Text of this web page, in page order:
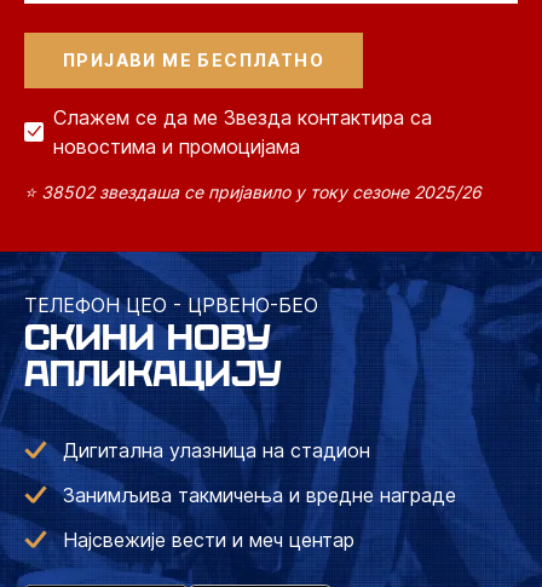
Слажем се да ме Звезда контактира са
новостима и промоцијама
⭐ 38502 звездаша се пријавило у току сезоне 2025/26
ТЕЛЕФОН ЦЕО - ЦРВЕНО-БЕО
СКИНИ НОВУ
АПЛИКАЦИЈУ
Дигитална улазница на стадион
Занимљива такмичења и вредне награде
Најсвежије вести и меч центар